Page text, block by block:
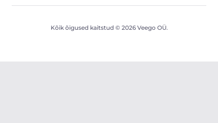
Kõik õigused kaitstud © 2026 Veego OÜ.